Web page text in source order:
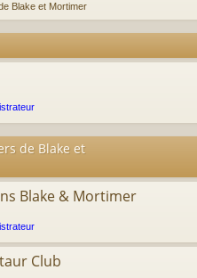
Blake et Mortimer
de Blake et
Blake & Mortimer
Club